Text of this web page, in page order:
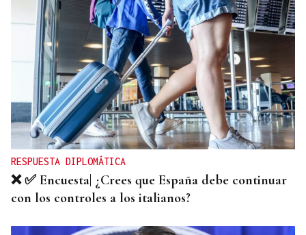
RESPUESTA DIPLOMÁTICA
❌ ✅ Encuesta| ¿Crees que España debe continuar
con los controles a los italianos?